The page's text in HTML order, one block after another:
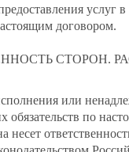
услуг
договором.
СТОРОН.
или
обязательств по
несет